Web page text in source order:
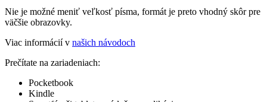
Nie je možné meniť veľkosť písma, formát je preto vhodný skôr pre
väčšie obrazovky.
Viac informácií v našich návodoch
Prečítate na zariadeniach:
Pocketbook
Kindle